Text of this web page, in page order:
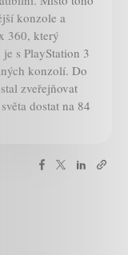
konzole a
360, který
s PlayStation 3
konzolí. Do
zveřejňovat
dostat na 84